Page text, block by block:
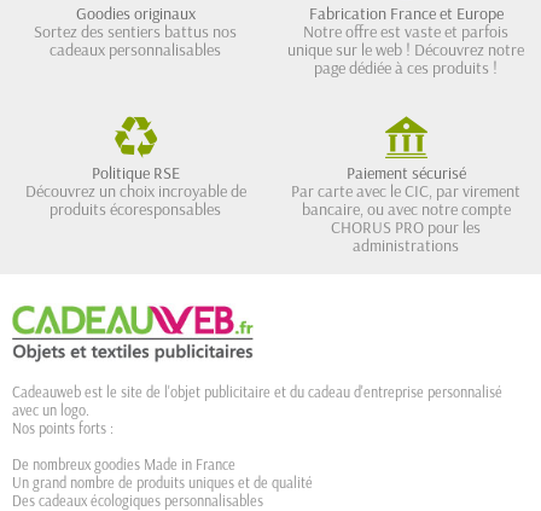
Goodies originaux
Sortez des sentiers battus nos
cadeaux personnalisables
Fabrication France et Europe
Notre offre est vaste et parfois
unique sur le web ! Découvrez notre
page dédiée à ces produits !
Politique RSE
Découvrez un choix incroyable de
produits écoresponsables
Paiement sécurisé
Par carte avec le CIC, par virement
bancaire, ou avec notre compte
CHORUS PRO pour les
administrations
Cadeauweb est le site de l'objet publicitaire et du cadeau d'entreprise personnalisé
avec un logo.
Nos points forts :
De nombreux goodies Made in France
Un grand nombre de produits uniques et de qualité
Des cadeaux écologiques personnalisables